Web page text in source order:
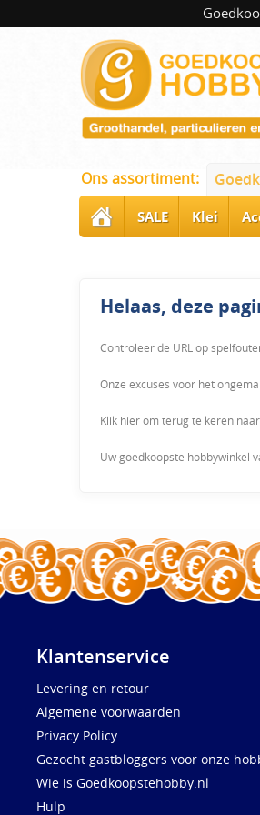
Ons assortiment:
SALE Klei
Helaas, deze
Controleer de URL op
Onze excuses voor het
Klik hier om terug te keren
Uw goedkoopste hobbywinkel
Klantenservice
Levering en retour
Algemene voorwaarden
Privacy Policy
Gezocht gastbloggers voor onze
Wie is Goedkoopstehobby.nl
Hulp